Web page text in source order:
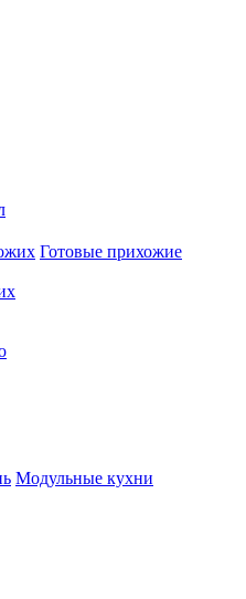
Готовые прихожие
Модульные кухни